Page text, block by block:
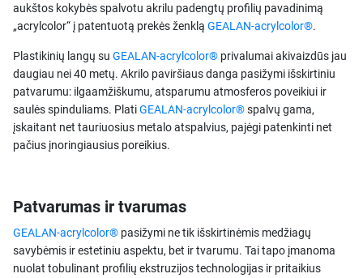
aukštos kokybės spalvotu akrilu padengtų profilių pavadinimą
„acrylcolor“ į patentuotą prekės ženklą GEALAN-acrylcolor®.
Plastikinių langų su GEALAN-acrylcolor® privalumai akivaizdūs jau
daugiau nei 40 metų. Akrilo paviršiaus danga pasižymi išskirtiniu
patvarumu: ilgaamžiškumu, atsparumu atmosferos poveikiui ir
saulės spinduliams. PlatiGEALAN-acrylcolor®spalvų gama,
įskaitant net tauriuosius metalo atspalvius, pajėgi patenkinti net
pačius įnoringiausius poreikius.
Patvarumas ir tvarumas
GEALAN-acrylcolor® pasižymi ne tik išskirtinėmis medžiagų
savybėmis ir estetiniu aspektu, bet ir tvarumu. Tai tapo įmanoma
nuolat tobulinant profilių ekstruzijos technologijas ir pritaikius